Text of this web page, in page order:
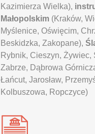
Kazimierza Wielka),
Małopolskim (Kraków,
Myślenice, Oświęcim,
Beskidzka, Zakopane),
Rybnik, Cieszyn, Żywiec,
Zabrze, Dąbrowa
Łańcut, Jarosław,
Kolbuszowa, Ropczyce)